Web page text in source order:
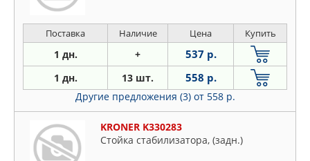
Поставка Наличие Цена Купить
1 дн. + 537 р.
1 дн. 13 шт. 558 р.
Другие предложения (3) от 558 р.
KRONER K330283
Стойка стабилизатора, (задн.)